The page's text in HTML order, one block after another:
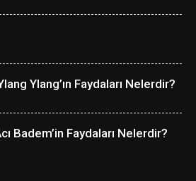
Ylang’ın Faydaları Nelerdir?
Badem’in Faydaları Nelerdir?